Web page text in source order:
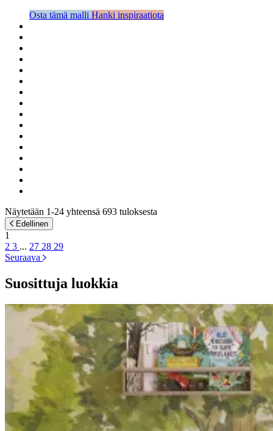
Osta tämä malli Hanki inspiraatiota
Näytetään 1-24 yhteensä 693 tuloksesta
Edellinen
1
2 3 ... 27 28 29
Seuraava
Suosittuja luokkia